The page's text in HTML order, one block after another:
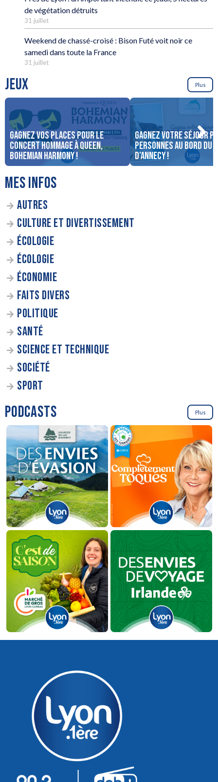
de végétation détruits
31 juillet
Weekend de chassé-croisé : Bison Futé voit noir ce
samedi dans toute la France
31 juillet
JEUX Plus
Gagnez vos places pour le
concert Hommage à Queen,
Bohemian Harmony !
Gagnez votre séjour
personnes au bord du
d’Annecy !
MES INFOS
AUTRES
CULTURE ET DIVERTISSEMENT
ÉCOLOGIE
ÉCOLOGIE
ÉCONOMIE
FAITS DIVERS
POLITIQUE
SANTÉ
SCIENCE ET TECHNIQUE
SOCIÉTÉ
SPORT
PODCASTS Plus